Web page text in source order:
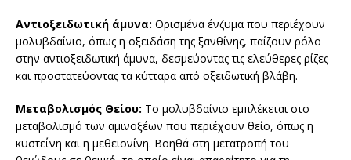
Αντιοξειδωτική άμυνα: Ορισμένα ένζυμα που περιέχουν
μολυβδαίνιο, όπως η οξειδάση της ξανθίνης, παίζουν ρόλο
στην αντιοξειδωτική άμυνα, δεσμεύοντας τις ελεύθερες ρίζες
και προστατεύοντας τα κύτταρα από οξειδωτική βλάβη.
Μεταβολισμός Θείου: Το μολυβδαίνιο εμπλέκεται στο
μεταβολισμό των αμινοξέων που περιέχουν θείο, όπως η
κυστεΐνη και η μεθειονίνη. Βοηθά στη μετατροπή του